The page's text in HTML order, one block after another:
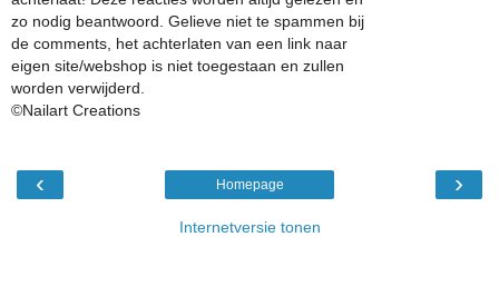
zo nodig beantwoord. Gelieve niet te spammen bij
de comments, het achterlaten van een link naar
eigen site/webshop is niet toegestaan en zullen
worden verwijderd.
©Nailart Creations
‹ ›
Homepage
Internetversie tonen